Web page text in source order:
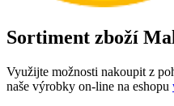
Sortiment zboží
Využijte možnosti nakoupit z
naše výrobky on-line na eshopu